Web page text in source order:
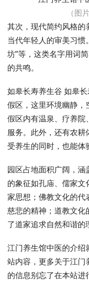
（图
其次，现代简约风格
当代年轻人的审美习惯
坊”等，这类名字用词
的共鸣。
如皋长寿养生谷 如皋
假区，这里环境幽静
假区内有温泉、疗养
服务。此外，还有农
受养生的同时，也能体
园区占地面积广阔，
的象征如孔庙、儒家
家思想；佛教文化的代
慈悲的精神；道教文
了道家追求自然和谐的
江门养生馆中医的介
站内容，更多关于江
的信息别忘了在本站进